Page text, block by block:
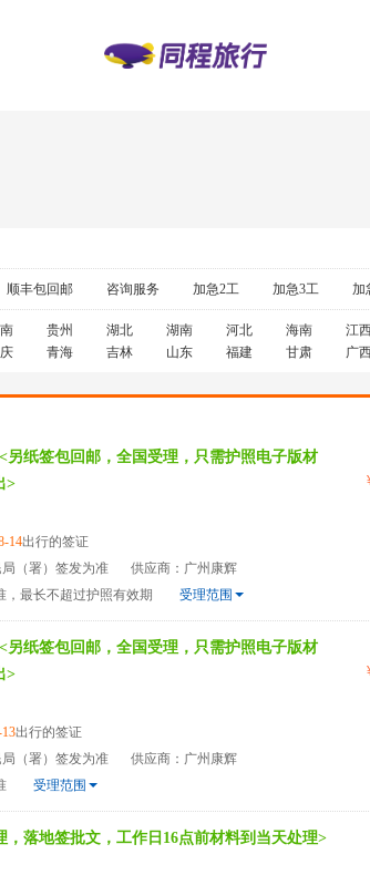
顺丰包回邮 咨询服务 加急2工 加急3工 加
贵州 湖北 湖南 河北 海南 江
青海 吉林 山东 福建 甘肃 广
另纸签包回邮，全国受理，只需护照电子版材
>
14出行的签证
（署）签发为准
供应商：广州康辉
，最长不超过护照有效期
受理范围
另纸签包回邮，全国受理，只需护照电子版材
>
出行的签证
（署）签发为准
供应商：广州康辉
受理范围
落地签批文，工作日16点前材料到当天处理>